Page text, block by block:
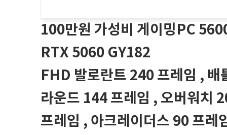
100만원 가성비 게이밍PC
RTX 5060 GY182
FHD 발로란트 240 프레임 , 배
라운드 144 프레임 , 오버워치
프레임 , 아크레이더스 90 프레